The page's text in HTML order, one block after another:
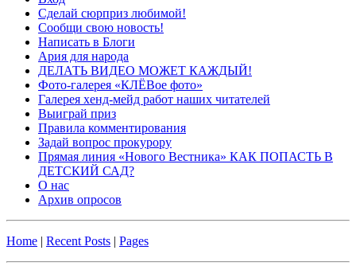
Сделай сюрприз любимой!
Сообщи свою новость!
Написать в Блоги
Ария для народа
ДЕЛАТЬ ВИДЕО МОЖЕТ КАЖДЫЙ!
Фото-галерея «КЛЁВое фото»
Галерея хенд-мейд работ наших читателей
Выиграй приз
Правила комментирования
Задай вопрос прокурору
Прямая линия «Нового Вестника» КАК ПОПАСТЬ В
ДЕТСКИЙ САД?
О нас
Архив опросов
Home | Recent Posts | Pages